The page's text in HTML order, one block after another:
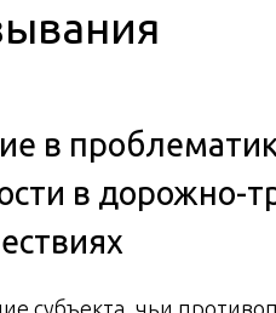
в
в дорожно-